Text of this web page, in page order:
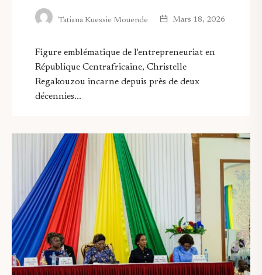
Tatiana Kuessie Mouende Mars 18, 2026
Figure emblématique de l'entrepreneuriat en
République Centrafricaine, Christelle
Regakouzou incarne depuis près de deux
décennies...